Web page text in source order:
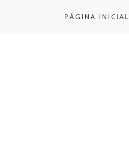
PÁGINA INICIAL